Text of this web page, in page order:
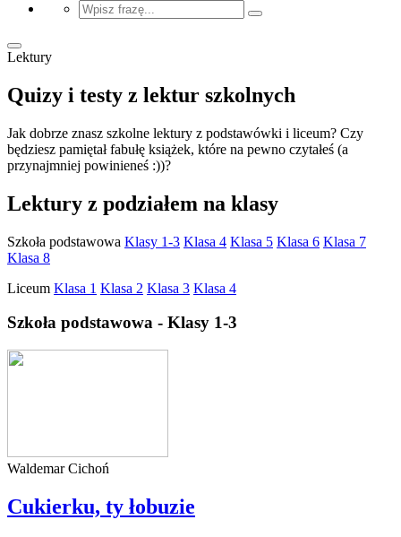
Lektury
Quizy i testy z lektur szkolnych
Jak dobrze znasz szkolne lektury z podstawówki i liceum? Czy
będziesz pamiętał fabułę książek, które na pewno czytałeś (a
przynajmniej powinieneś :))?
Lektury z podziałem na klasy
Szkoła podstawowa Klasy 1-3 Klasa 4 Klasa 5 Klasa 6 Klasa 7
Klasa 8
Liceum Klasa 1 Klasa 2 Klasa 3 Klasa 4
Szkoła podstawowa - Klasy 1-3
Waldemar Cichoń
Cukierku, ty łobuzie